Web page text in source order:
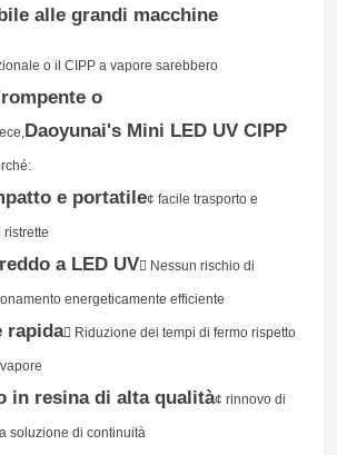
alle grandi macchine
o il CIPP a vapore sarebbero
o
Daoyunai's Mini LED UV CIPP
e portatile¢ facile trasporto e
a LED UV Nessun rischio di
energeticamente efficiente
rapida Riduzione dei tempi di fermo rispetto
in resina di alta qualità¢ rinnovo di
soluzione di continuità